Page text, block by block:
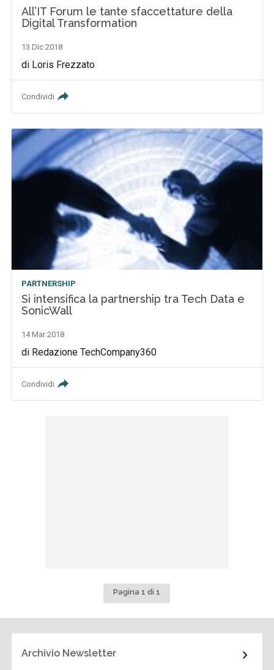
All’IT Forum le tante sfaccettature della
Digital Transformation
13 Dic 2018
di Loris Frezzato
Condividi
PARTNERSHIP
Si intensifica la partnership tra Tech Data e
SonicWall
14 Mar 2018
di Redazione TechCompany360
Condividi
Pagina 1 di 1
Archivio Newsletter